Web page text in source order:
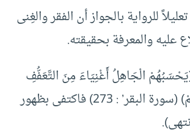
للرواية بالجواز أن الفقر والغِنى
عليه والمعرفة بحقيقته.
الْجَاهِلُ أَغْنِيَاءَ مِنَ التَّعَفُّفِ
تَعْرِفُهُمْ بِسِيمَاهُمْ) (سورة البقر’ : 273) فاكتفى بظهور